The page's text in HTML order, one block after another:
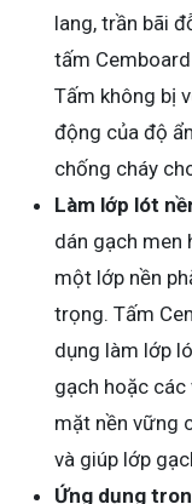
lang, trần bãi
tấm
Tấm không bị
động của độ
chống cháy
Làm lớp lót
dán gạch men
một lớp nền
trọng. Tấm
dụng làm lớp
gạch hoặc các
mặt nền vững
và giúp lớp
Ứng dụng